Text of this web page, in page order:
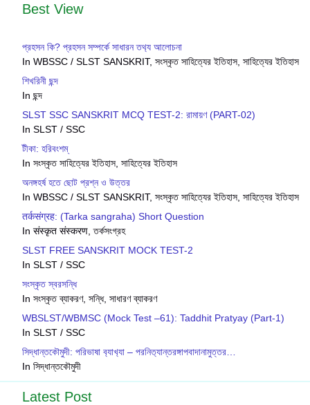
Best View
প্রহসন কি? প্রহসন সম্পর্কে সাধারন তথ‍্য আলোচনা
In WBSSC / SLST SANSKRIT, সংস্কৃত সাহিত্যের ইতিহাস, সাহিত্যের ইতিহাস
শিখরিনী ছন্দ
In ছন্দ
SLST SSC SANSKRIT MCQ TEST-2: রামায়ণ (PART-02)
In SLST / SSC
টীকা: হরিবংশম্
In সংস্কৃত সাহিত্যের ইতিহাস, সাহিত্যের ইতিহাস
অনঙ্গহর্ষ হতে ছোট প্রশ্ন ও উত্তর
In WBSSC / SLST SANSKRIT, সংস্কৃত সাহিত্যের ইতিহাস, সাহিত্যের ইতিহাস
तर्कसंग्रह: (Tarka sangraha) Short Question
In संस्कृत संस्करण, তর্কসংগ্রহ
SLST FREE SANSKRIT MOCK TEST-2
In SLST / SSC
সংস্কৃত স্বরসন্ধি
In সংস্কৃত ব্যাকরণ, সন্ধি, সাধারণ ব্যাকরণ
WBSLST/WBMSC (Mock Test –61): Taddhit Pratyay (Part-1)
In SLST / SSC
সিদ্ধান্তক‍ৌমুদী: পরিভাষা ব‍্যাখ‍্যা – পরনিত‍্যান্তরঙ্গাপবাদানামুত্তর…
In সিদ্ধান্তকৌমুদী
Latest Post